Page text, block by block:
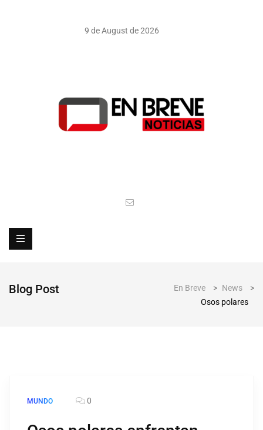
9 de August de 2026
Blog Post En Breve > News
>
Osos polares
MUNDO 0